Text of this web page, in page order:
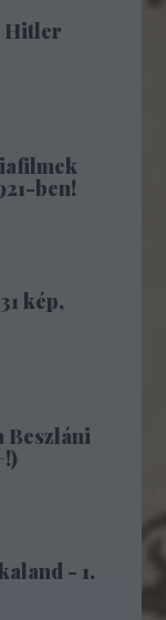
Hitler
ben!
kép,
Beszláni
- 1.